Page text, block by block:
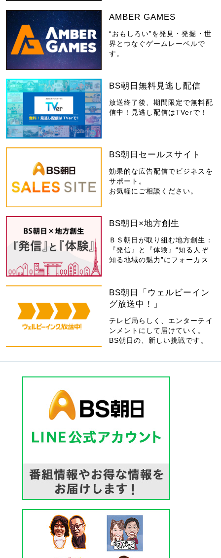
AMBER GAMES
“おもしろい”を発見・発掘・世
界とつなぐゲームレーベルで
す。
BS朝日無料見逃し配信
放送終了後、期間限定で無料配
信中！見逃し配信はTVerで！
BS朝日セールスサイト
効果的な広告配信でビジネスを
サポート。
お気軽にご相談ください。
BS朝日×地方創生
ＢＳ朝日が取り組む地方創生：
『発信』と『体験』“知る人ぞ
知る地域の魅力”にフォーカス
BS朝日「ウェルビーイン
グ放送中！」
テレビ局らしく、エンターテイ
ンメントにして届けていく。
BS朝日の、新しい挑戦です。